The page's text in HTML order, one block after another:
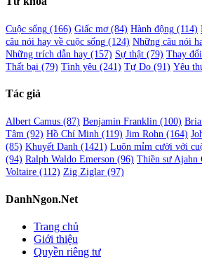
Cuộc sống (166) Giấc mơ(84) Hành động (114)
câu nói hay về cuộc sống (124) Những câu nói
Những trích dẫn hay (157) Sự thật (79) Thay đổi
Thất bại (79) Tình yêu (241) Tự Do (91) Yêu
Tác giả
Albert Camus (87) Benjamin Franklin (100)
Tâm (92) Hồ Chí Minh (119) Jim Rohn (164)
(85) Khuyết Danh (1421) Luôn mỉm cười với
(94) Ralph Waldo Emerson (96) Thiền sư Ajahn
Voltaire (112) Zig Ziglar (97)
DanhNgon.Net
Trang chủ
Giới thiệu
Quyền riêng tư